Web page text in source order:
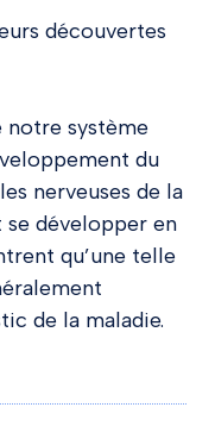
découvertes
notre système
du
nerveuses de la
développer en
qu’une telle
de la maladie.